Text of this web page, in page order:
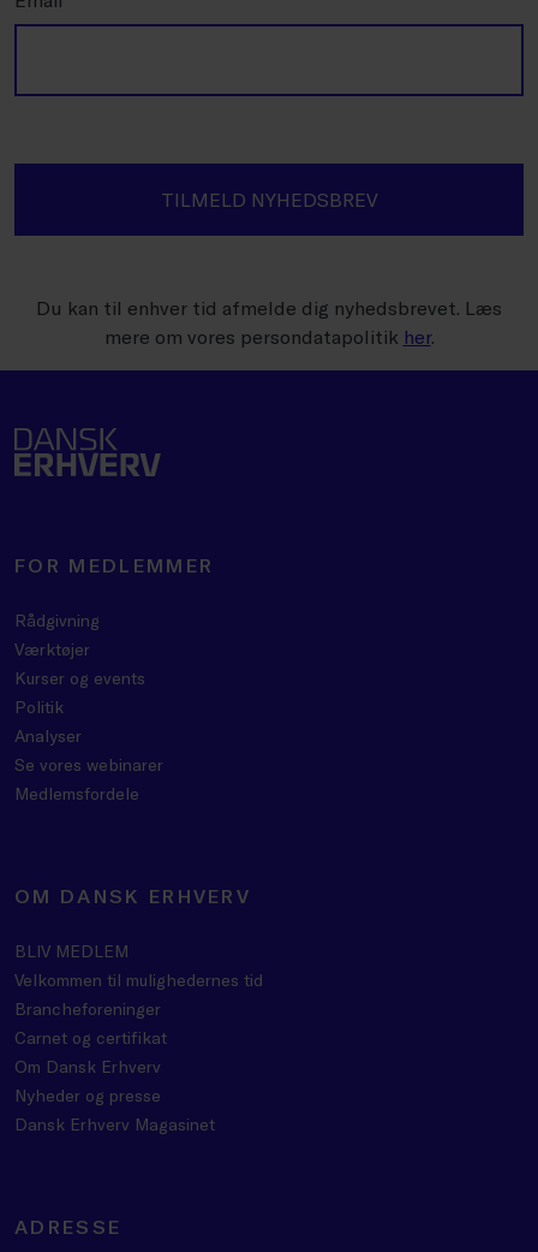
TILMELD NYHEDSBREV
Du kan til enhver tid afmelde dig nyhedsbrevet. Læs
mere om vores persondatapolitik her.
FOR MEDLEMMER
Rådgivning
Værktøjer
Kurser og events
Politik
Analyser
Se vores webinarer
Medlemsfordele
OM DANSK ERHVERV
BLIV MEDLEM
Velkommen til mulighedernes tid
Brancheforeninger
Carnet og certifikat
Om Dansk Erhverv
Nyheder og presse
Dansk Erhverv Magasinet
ADRESSE